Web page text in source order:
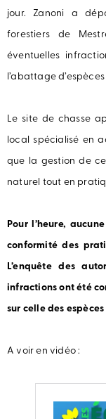
jour. Zanoni a
forestiers de
éventuelles
l’abattage
Le site de chasse
local spécialisé en
que la gestion de
naturel tout en
Pour l’heure,
conformité des
L’enquête des
infractions ont été
sur celle des
A voir en vidéo :